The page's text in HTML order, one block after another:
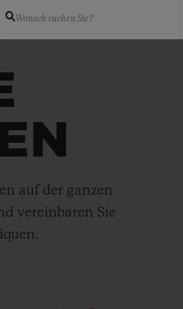
Wonach suchen Sie?
auf der ganzen
vereinbaren Sie